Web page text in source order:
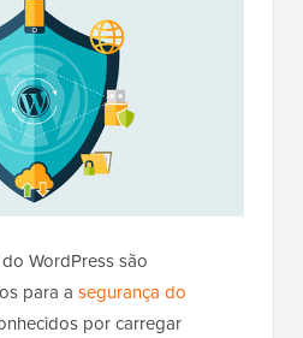
WordPress são
para a segurança do
por carregar